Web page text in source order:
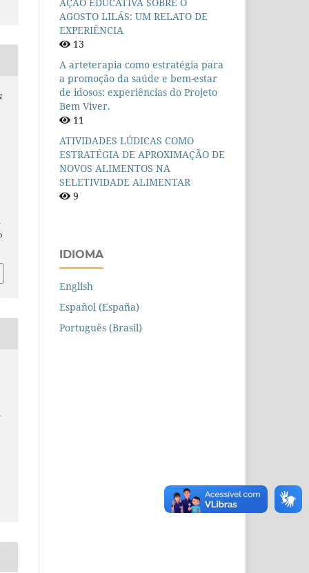
AÇÃO EDUCATIVA SOBRE O
AGOSTO LILÁS: UM RELATO DE
EXPERIÊNCIA
13
A arteterapia como estratégia para
a promoção da saúde e bem-estar
de idosos: experiências do Projeto
Bem Viver.
11
ATIVIDADES LÚDICAS COMO
ESTRATÉGIA DE APROXIMAÇÃO DE
NOVOS ALIMENTOS NA
SELETIVIDADE ALIMENTAR
9
IDIOMA
English
Español (España)
Português (Brasil)